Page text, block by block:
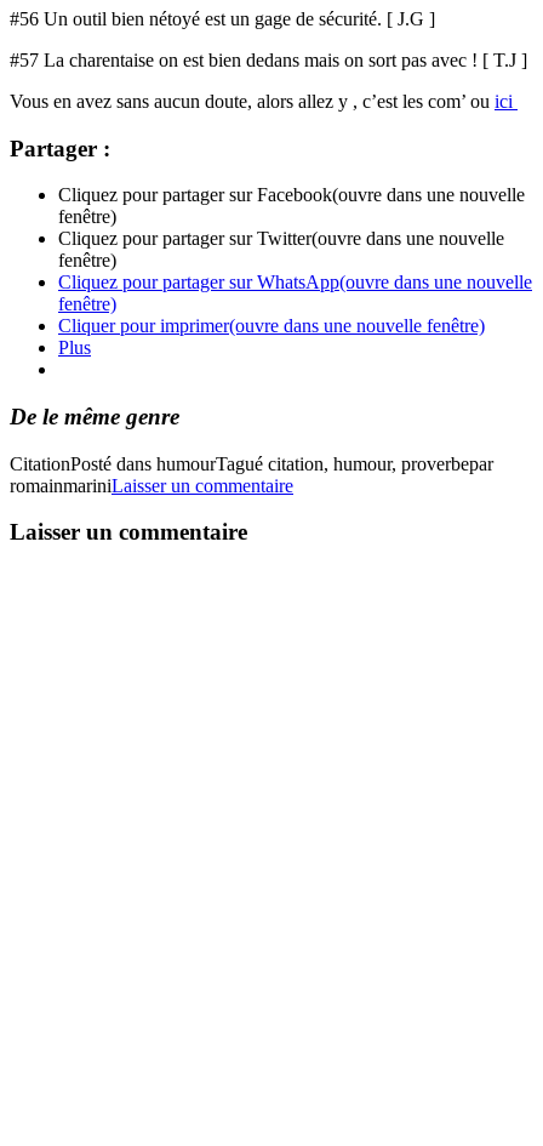
#56 Un outil bien nétoyé est un gage de sécurité. [ J.G ]
#57 La charentaise on est bien dedans mais on sort pas avec ! [ T.J ]
Vous en avez sans aucun doute, alors allez y , c’est les com’ ou ici
Partager :
Cliquez pour partager sur Facebook(ouvre dans une nouvelle
fenêtre)
Cliquez pour partager sur Twitter(ouvre dans une nouvelle
fenêtre)
Cliquez pour partager sur WhatsApp(ouvre dans une nouvelle
fenêtre)
Cliquer pour imprimer(ouvre dans une nouvelle fenêtre)
Plus
De le même genre
CitationPosté dans humourTagué citation, humour, proverbepar
romainmariniLaisser un commentaire
Laisser un commentaire